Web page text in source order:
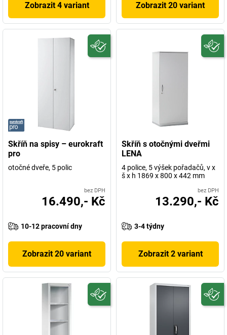
Zobrazit 4 variant Zobrazit 20 variant
Skříň na spisy – eurokraft
pro
otočné dveře, 5 polic
bez DPH
16.490,- Kč
10-12 pracovní dny
Zobrazit 20 variant
Skříň s otočnými dveřmi
LENA
4 police, 5 výšek pořadačů, v x
š x h 1869 x 800 x 442 mm
bez DPH
13.290,- Kč
3-4 týdny
Zobrazit 2 variant